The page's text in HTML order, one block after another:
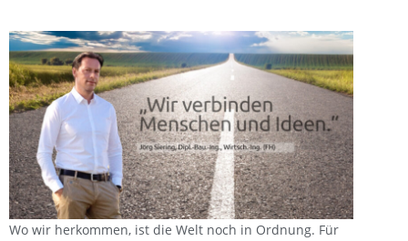
Wo wir herkommen, ist die Welt noch in Ordnung. Für